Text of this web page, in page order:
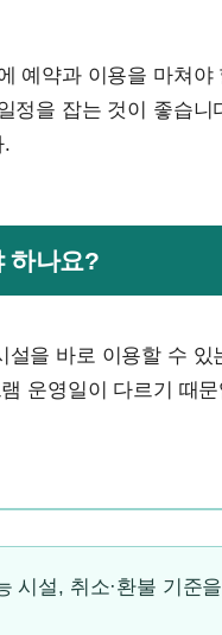
예약과 이용을 마쳐야
정을 잡는 것이 좋습니
.
하나요?
설을 바로 이용할 수 있
운영일이 다르기 때
시설, 취소·환불 기준